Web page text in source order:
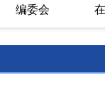
编委会